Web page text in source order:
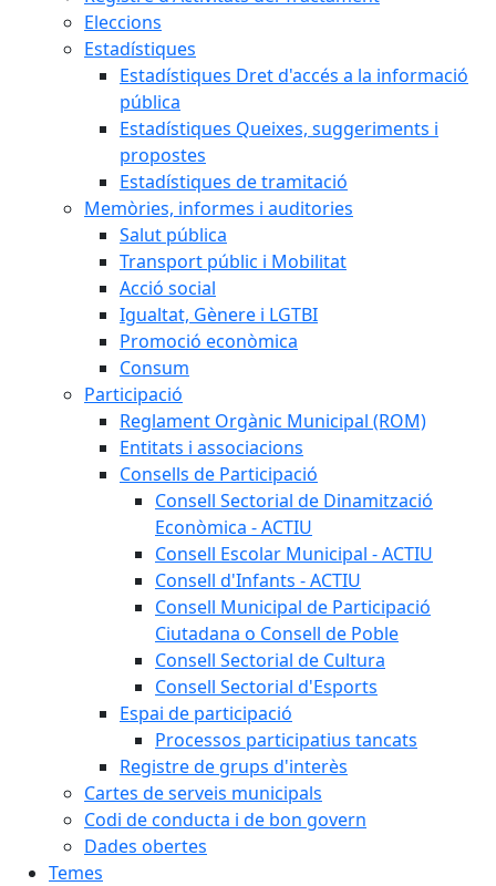
Eleccions
Estadístiques
Estadístiques Dret d'accés a la informació
pública
Estadístiques Queixes, suggeriments i
propostes
Estadístiques de tramitació
Memòries, informes i auditories
Salut pública
Transport públic i Mobilitat
Acció social
Igualtat, Gènere i LGTBI
Promoció econòmica
Consum
Participació
Reglament Orgànic Municipal (ROM)
Entitats i associacions
Consells de Participació
Consell Sectorial de Dinamització
Econòmica - ACTIU
Consell Escolar Municipal - ACTIU
Consell d'Infants - ACTIU
Consell Municipal de Participació
Ciutadana o Consell de Poble
Consell Sectorial de Cultura
Consell Sectorial d'Esports
Espai de participació
Processos participatius tancats
Registre de grups d'interès
Cartes de serveis municipals
Codi de conducta i de bon govern
Dades obertes
Temes